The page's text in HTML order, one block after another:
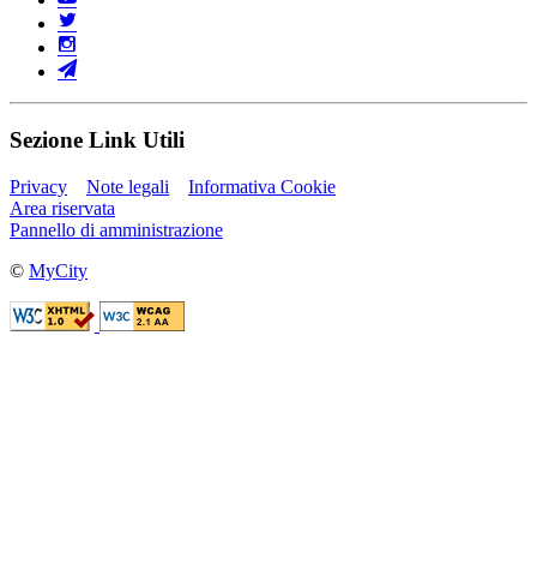
Sezione Link Utili
Privacy Note legali
Informativa Cookie
Area riservata
Pannello di amministrazione
© MyCity